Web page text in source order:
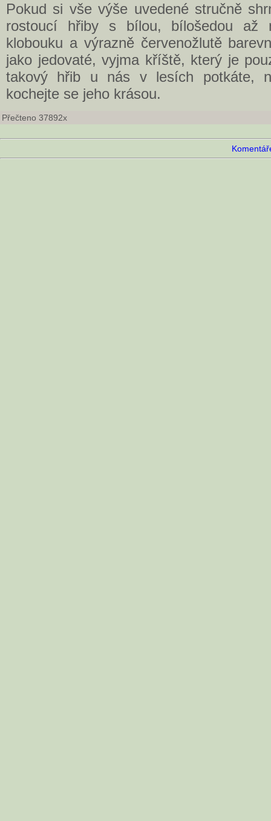
Pokud si vše výše uvedené stručně
rostoucí hřiby s bílou, bílošedou až
klobouku a výrazně červenožlutě
jako jedovaté, vyjma kříště, který je
takový hřib u nás v lesích potkáte,
kochejte se jeho krásou.
Přečteno 37892x